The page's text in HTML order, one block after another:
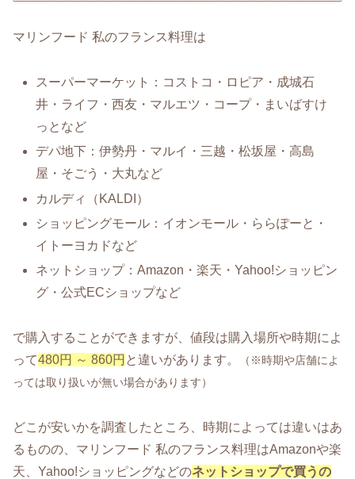
マリンフード 私のフランス料理は
スーパーマーケット：コストコ・ロピア・成城石
井・ライフ・西友・マルエツ・コープ・まいばすけ
っとなど
デパ地下：伊勢丹・マルイ・三越・松坂屋・高島
屋・そごう・大丸など
カルディ（KALDI）
ショッピングモール：イオンモール・ららぽーと・
イトーヨカドなど
ネットショップ：Amazon・楽天・Yahoo!ショッピン
グ・公式ECショップなど
で購入することができますが、値段は購入場所や時期によ
って480円 ～ 860円 と違いがあります。
（※時期や店舗によ
っては取り扱いが無い場合があります）
どこが安いかを調査したところ、時期によっては違いはあ
るものの、マリンフード 私のフランス料理はAmazonや楽
天、Yahoo!ショッピングなどのネットショップで買うの